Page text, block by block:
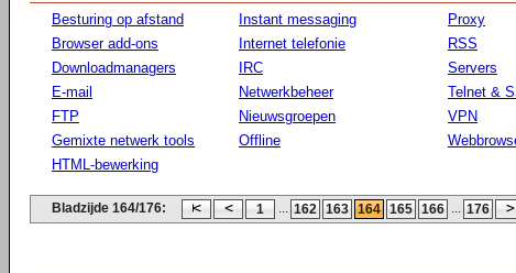
Besturing op afstand
Browser add-ons
Downloadmanagers
E-mail
FTP
Gemixte netwerk tools
HTML-bewerking
Instant messaging
Internet telefonie
IRC
Netwerkbeheer
Nieuwsgroepen
Offline
Proxy
RSS
Servers
Telnet &
VPN
Bladzijde 164/176: 1 ... 162 163 164 165 166 ... 176